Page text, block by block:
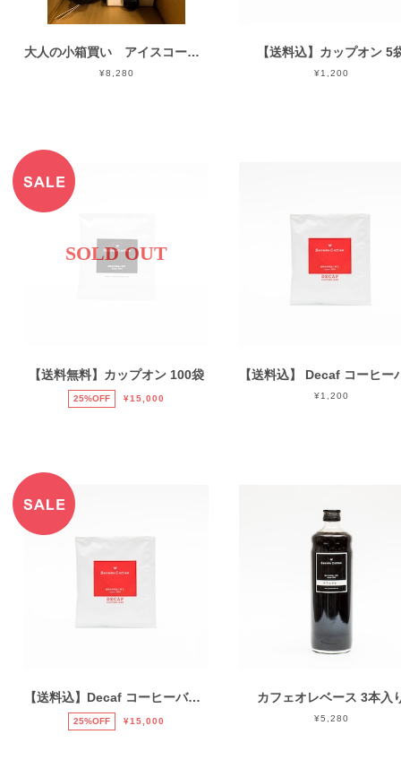
大人の小箱買い アイスコーヒー、オレ気分
¥8,280
【送料込】カップオン 5
¥1,200
SOLD OUT
【送料無料】カップオン 100袋
25%OFF ¥15,000 ¥1,200
【送料込】Decaf コーヒーバッグ 100個
25%OFF ¥15,000
カフェオレベース 3本入
¥5,280